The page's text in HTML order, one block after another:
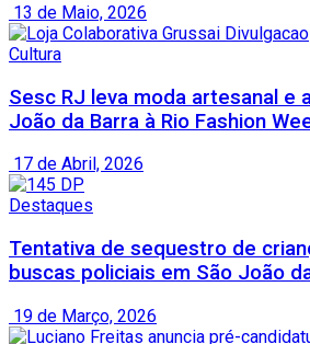
13 de Maio, 2026
Cultura
Sesc RJ leva moda artesanal e
João da Barra à Rio Fashion
17 de Abril, 2026
Destaques
Tentativa de sequestro de
buscas policiais em São João
19 de Março, 2026